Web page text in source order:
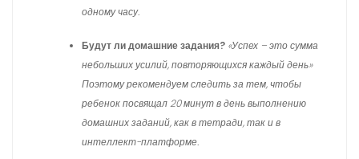
одному часу.
Будут ли домашние задания? «Успех – это сумма
небольших усилий, повторяющихся каждый день»
Поэтому рекомендуем следить за тем, чтобы
ребенок посвящал 20 минут в день выполнению
домашних заданий, как в тетради, так и в
интеллект-платформе.